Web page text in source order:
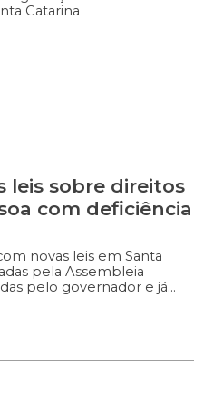
Catarina
leis sobre direitos
com deficiência
novas leis em Santa
pela Assembleia
pelo governador e já
que tratam dos
e do consumidor. A
(MDB) e dispõe